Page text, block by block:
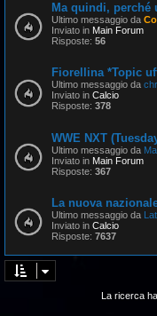
Ma quindi, perché
Ultimo messaggio da
Inviato in Main Forum
Risposte: 56
Fiorellina *Topic
Ultimo messaggio da
Inviato in Calcio
Risposte: 378
WWE NXT
Ultimo messaggio da
Inviato in Main Forum
Risposte: 367
La nuova
Ultimo messaggio da
Inviato in Calcio
Risposte: 7637
La ricerca